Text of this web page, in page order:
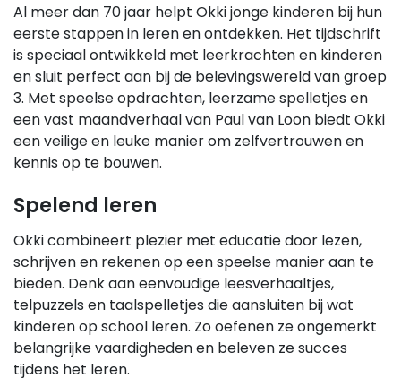
Al meer dan 70 jaar helpt Okki jonge kinderen bij hun
eerste stappen in leren en ontdekken. Het tijdschrift
is speciaal ontwikkeld met leerkrachten en kinderen
en sluit perfect aan bij de belevingswereld van groep
3. Met speelse opdrachten, leerzame spelletjes en
een vast maandverhaal van Paul van Loon biedt Okki
een veilige en leuke manier om zelfvertrouwen en
kennis op te bouwen.
Spelend leren
Okki combineert plezier met educatie door lezen,
schrijven en rekenen op een speelse manier aan te
bieden. Denk aan eenvoudige leesverhaaltjes,
telpuzzels en taalspelletjes die aansluiten bij wat
kinderen op school leren. Zo oefenen ze ongemerkt
belangrijke vaardigheden en beleven ze succes
tijdens het leren.